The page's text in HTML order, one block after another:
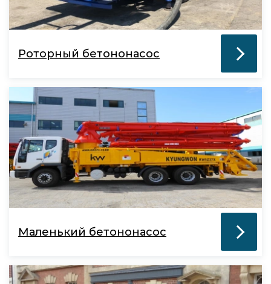
Роторный бетононасос
Маленький бетононасос